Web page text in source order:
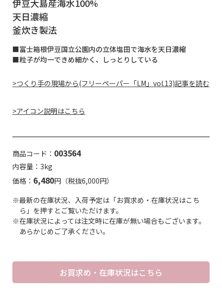
伊豆大島産海水100%
天日濃縮
釜炊き製法
■富士箱根伊豆国立公園内の立体塩田で海水を天日濃縮
■粒子が均一できめ細かく、しっとりしている
>つくり手の現場から(フリーペーパー「LM」vol.13)記事を読む
>アイコン説明はこちら
商品コード： 003564
内容量：3kg
価格： 6,480円（税抜6,000円）
※最新の在庫状況、入荷予定は「お買求め・在庫状況はこち
ら」を押すとご覧いただけます。
※在庫状況によっては注文時に在庫が無い場合もございます。
あらかじめご了承ください。
お買求め・在庫状況はこちら